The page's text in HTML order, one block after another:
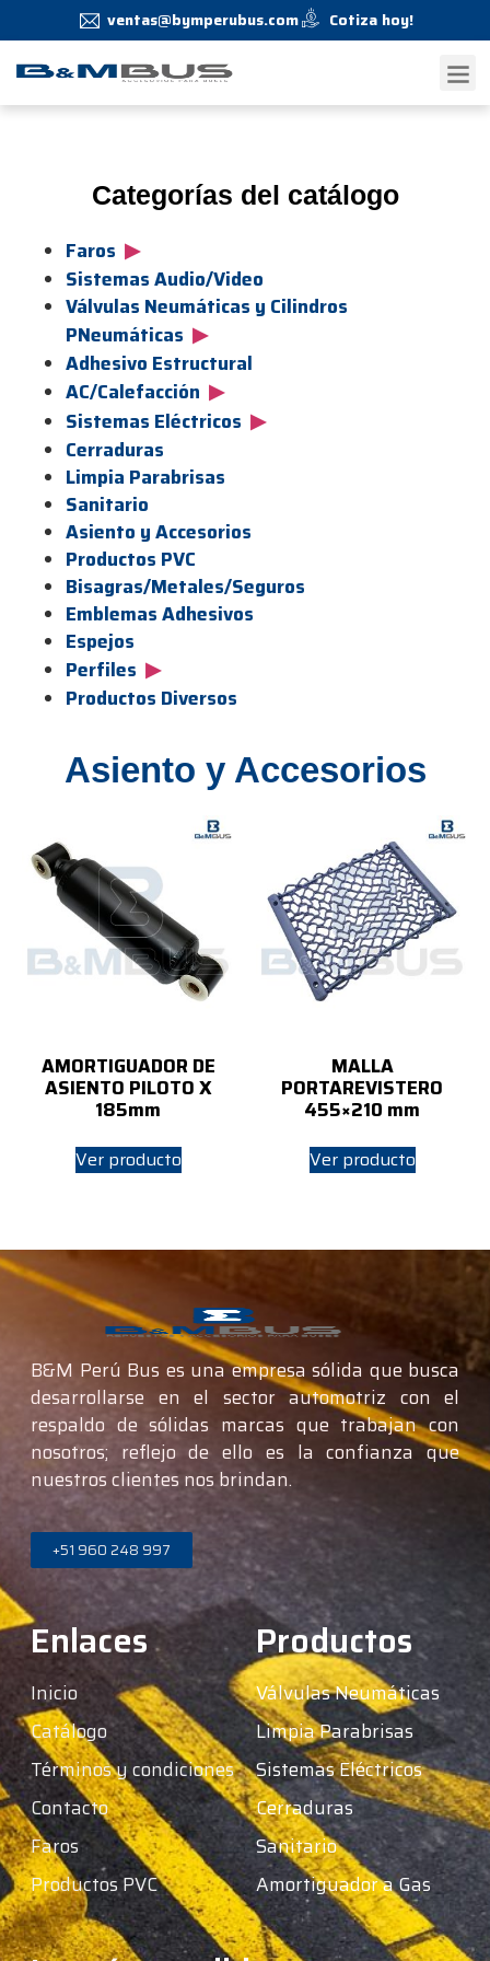
ventas@bymperubus.com Cotiza hoy!
Categorías del catálogo
Faros ▶
Sistemas Audio/Video
Válvulas Neumáticas y Cilindros
PNeumáticas ▶
Adhesivo Estructural
AC/Calefacción ▶
Sistemas Eléctricos ▶
Cerraduras
Limpia Parabrisas
Sanitario
Asiento y Accesorios
Productos PVC
Bisagras/Metales/Seguros
Emblemas Adhesivos
Espejos
Perfiles ▶
Productos Diversos
Asiento y Accesorios
AMORTIGUADOR DE
ASIENTO PILOTO X
185mm
Ver producto
MALLA
PORTAREVISTERO
455×210 mm
Ver producto
B&M Perú Bus es una empresa sólida que busca
desarrollarse en el sector automotriz con el
respaldo de sólidas marcas que trabajan con
nosotros; reflejo de ello es la confianza que
nuestros clientes nos brindan.
+51 960 248 997
Enlaces
Inicio
Catálogo
Términos y condiciones
Contacto
Faros
Productos PVC
Productos
Válvulas Neumáticas
Limpia Parabrisas
Sistemas Eléctricos
Cerraduras
Sanitario
Amortiguador a Gas